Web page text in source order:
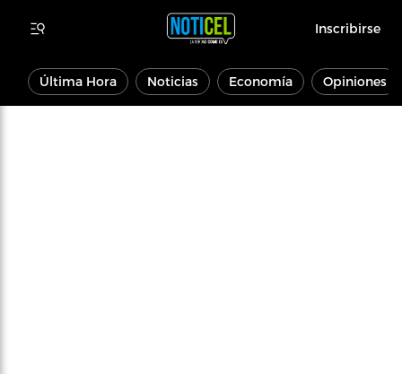
Inscribirse
Última Hora Noticias Economía Opiniones